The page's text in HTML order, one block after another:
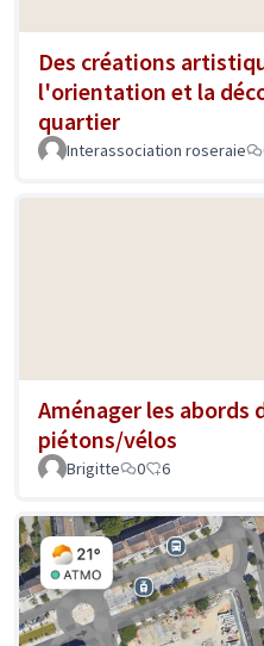
Des créations
l'orientation et la
quartier
Interassociation roseraie
Aménager les abords
piétons/vélos
Brigitte 0 6